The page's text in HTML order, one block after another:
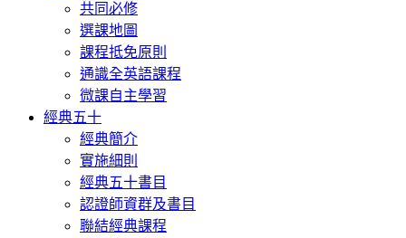
共同必修
選課地圖
課程抵免原則
通識全英語課程
微課自主學習
經典五十
經典簡介
實施細則
經典五十書目
認證師資群及書目
聯結經典課程